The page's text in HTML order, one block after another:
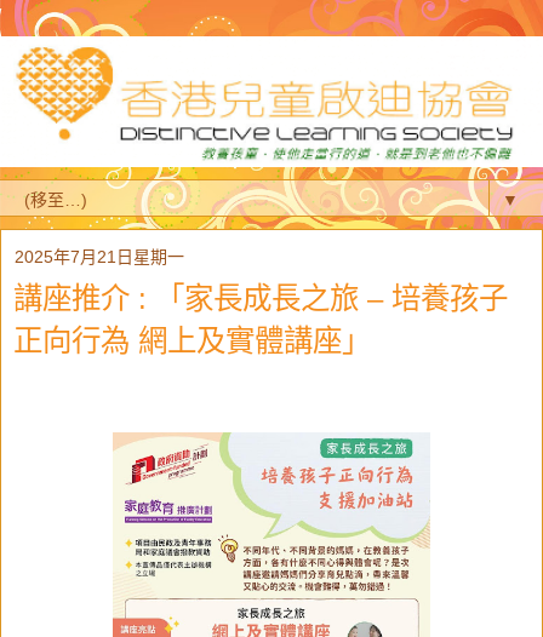
▼
2025年7月21日星期一
講座推介 : 「家長成長之旅 – 培養孩子
正向行為 網上及實體講座」